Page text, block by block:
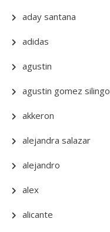
aday santana
adidas
agustin
agustin gomez silingo
akkeron
alejandra salazar
alejandro
alex
alicante